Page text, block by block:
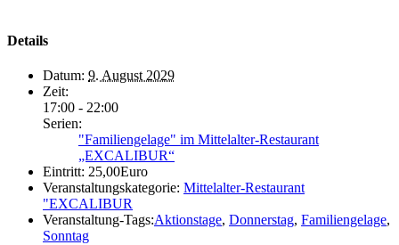
Details
Datum: 9. August 2029
Zeit:
17:00 - 22:00
Serien:
"Familiengelage" im Mittelalter-Restaurant
„EXCALIBUR“
Eintritt: 25,00Euro
Veranstaltungskategorie: Mittelalter-Restaurant
"EXCALIBUR
Veranstaltung-Tags:Aktionstage, Donnerstag, Familiengelage,
Sonntag